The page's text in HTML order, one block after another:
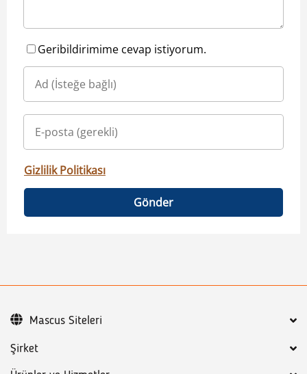
Geribildirimime cevap istiyorum.
Gizlilik Politikası
Gönder
Şirket
Mascus Siteleri